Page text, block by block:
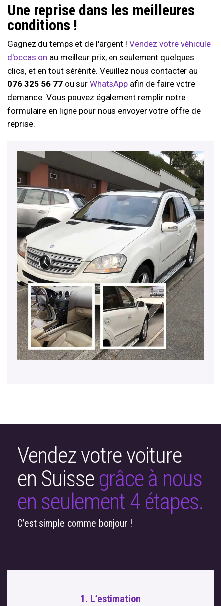
Une reprise dans les meilleures
conditions !
Gagnez du temps et de l'argent ! Vendez votre véhicule
d'occasion au meilleur prix, en seulement quelques
clics, et en tout sérénité. Veuillez nous contacter au
076 325 56 77 ou sur WhatsApp afin de faire votre
demande. Vous pouvez également remplir notre
formulaire en ligne pour nous envoyer votre offre de
reprise.
Vendez votre voiture
en Suisse grâce à nous
en seulement 4 étapes.
C’est simple comme bonjour !
1. L’estimation